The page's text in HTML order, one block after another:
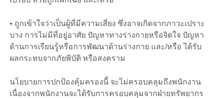
• ถูกเข้าใจว่าเป็นผู้ที่มีความเสี่ยง ซึ่งอาจเกิดจากภาวะเปราะ
บาง การไม่มีที่อยู่อาศัย ปัญหาทางร่างกายหรือจิตใจ ปัญหา
ด้านการเรียนรู้หรือการพัฒนาด้านร่างกาย และ/หรือ ได้รับ
ผลกระทบจากภัยพิบัติ หรือสงคราม
นโยบายการปกป้องคุ้มครองนี้ จะไม่ครอบคลุมถึงพนักงาน
เนื่องจากพนักงานจะได้รับการครอบคลุมจากฝ่ายทรัพยากร